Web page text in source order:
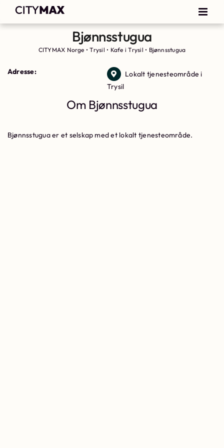
Bjønnsstugua
CITYMAX Norge •Trysil • Kafe i Trysil • Bjønnsstugua
Adresse:
Lokalt tjenesteområde i
Trysil
Om Bjønnsstugua
Bjønnsstugua er et selskap med et lokalt tjenesteområde.